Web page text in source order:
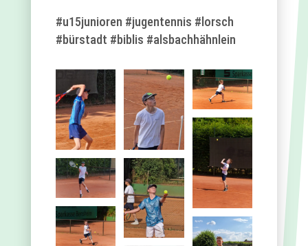
#u15junioren #jugentennis #lorsch
#bürstadt #biblis #alsbachhähnlein